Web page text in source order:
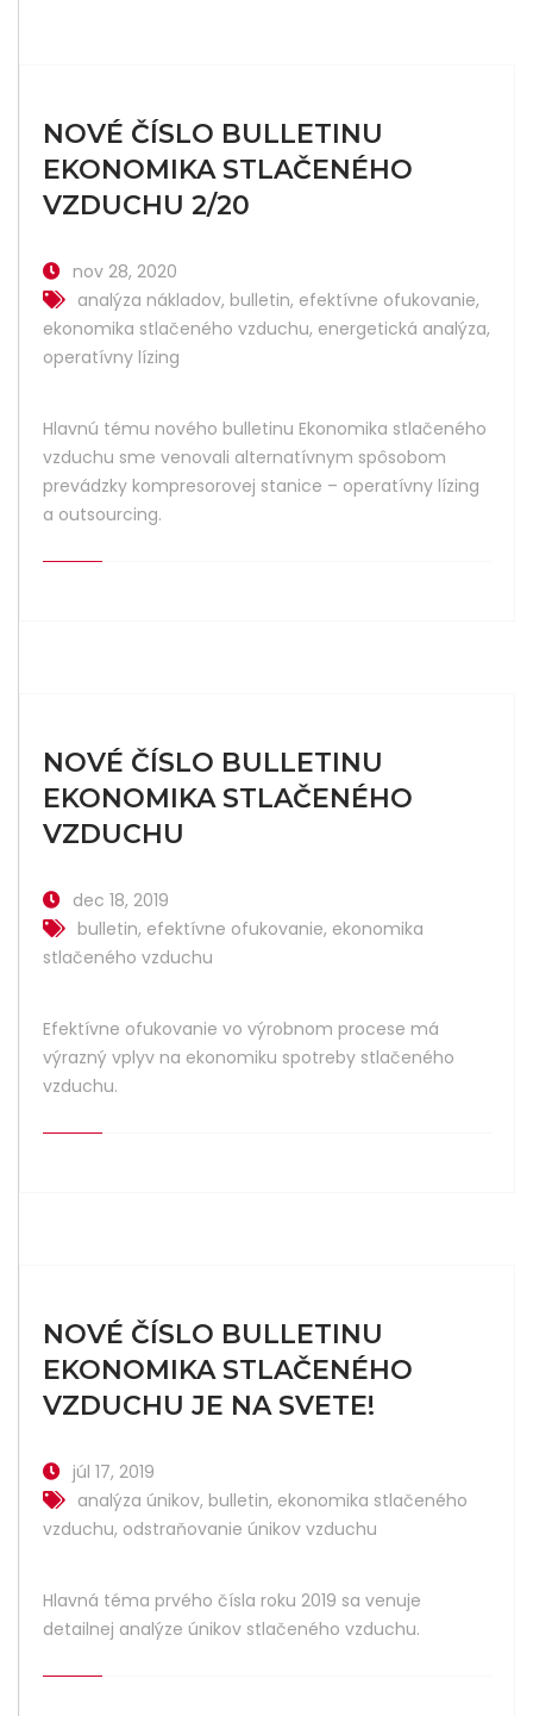
NOVÉ ČÍSLO BULLETINU
EKONOMIKA STLAČENÉHO
VZDUCHU 2/20
nov 28, 2020
analýza nákladov, bulletin, efektívne ofukovanie,
ekonomika stlačeného vzduchu, energetická analýza,
operatívny lízing
Hlavnú tému nového bulletinu Ekonomika stlačeného
vzduchu sme venovali alternatívnym spôsobom
prevádzky kompresorovej stanice – operatívny lízing
a outsourcing.
NOVÉ ČÍSLO BULLETINU
EKONOMIKA STLAČENÉHO
VZDUCHU
dec 18, 2019
bulletin, efektívne ofukovanie, ekonomika
stlačeného vzduchu
Efektívne ofukovanie vo výrobnom procese má
výrazný vplyv na ekonomiku spotreby stlačeného
vzduchu.
NOVÉ ČÍSLO BULLETINU
EKONOMIKA STLAČENÉHO
VZDUCHU JE NA SVETE!
júl 17, 2019
analýza únikov, bulletin, ekonomika stlačeného
vzduchu, odstraňovanie únikov vzduchu
Hlavná téma prvého čísla roku 2019 sa venuje
detailnej analýze únikov stlačeného vzduchu.